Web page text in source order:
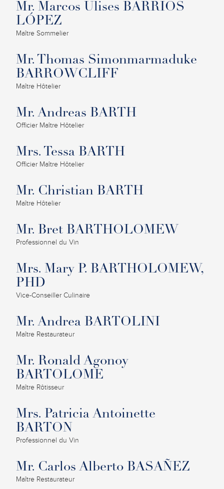
Mr. Marcos Ulises BARRIOS
LÓPEZ
Maître Sommelier
Mr. Thomas Simonmarmaduke
BARROWCLIFF
Maître Hôtelier
Mr. Andreas BARTH
Officier Maître Hôtelier
Mrs. Tessa BARTH
Officier Maître Hôtelier
Mr. Christian BARTH
Maître Hôtelier
Mr. Bret BARTHOLOMEW
Professionnel du Vin
Mrs. Mary P. BARTHOLOMEW,
PHD
Vice-Conseiller Culinaire
Mr. Andrea BARTOLINI
Maître Restaurateur
Mr. Ronald Agonoy
BARTOLOME
Maître Rôtisseur
Mrs. Patricia Antoinette
BARTON
Professionnel du Vin
Mr. Carlos Alberto BASAÑEZ
Maître Restaurateur